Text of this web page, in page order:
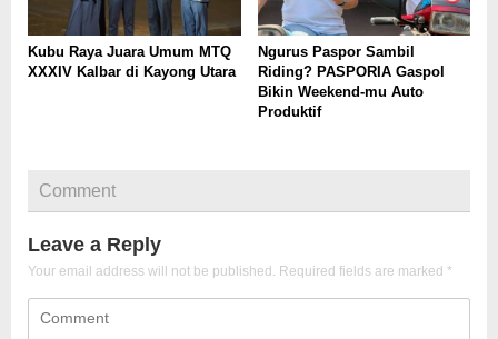
Kubu Raya Juara Umum MTQ
XXXIV Kalbar di Kayong Utara
Ngurus Paspor Sambil
Riding? PASPORIA Gaspol
Bikin Weekend-mu Auto
Produktif
Comment
Leave a Reply
Your email address will not be published. Required fields are marked *